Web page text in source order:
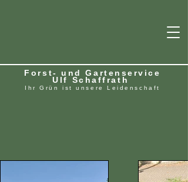
Forst- und Gartenservice
Ulf Schaffrath
Ihr Grün ist unsere Leidenschaft